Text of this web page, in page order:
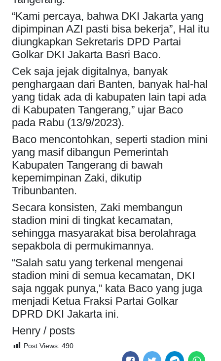
“Kami percaya, bahwa DKI Jakarta yang
dipimpinan AZI pasti bisa bekerja”, Hal itu
diungkapkan Sekretaris DPD Partai
Golkar DKI Jakarta Basri Baco.
Cek saja jejak digitalnya, banyak
penghargaan dari Banten, banyak hal-hal
yang tidak ada di kabupaten lain tapi ada
di Kabupaten Tangerang,” ujar Baco
pada Rabu (13/9/2023).
Baco mencontohkan, seperti stadion mini
yang masif dibangun Pemerintah
Kabupaten Tangerang di bawah
kepemimpinan Zaki, dikutip
Tribunbanten.
Secara konsisten, Zaki membangun
stadion mini di tingkat kecamatan,
sehingga masyarakat bisa berolahraga
sepakbola di permukimannya.
“Salah satu yang terkenal mengenai
stadion mini di semua kecamatan, DKI
saja nggak punya,” kata Baco yang juga
menjadi Ketua Fraksi Partai Golkar
DPRD DKI Jakarta ini.
Henry / posts
Post Views: 490